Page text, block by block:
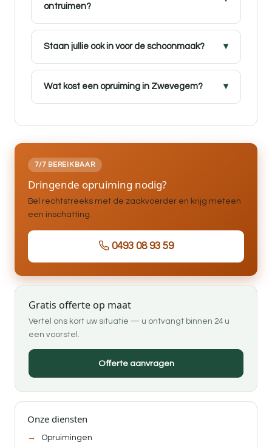
ontruimen?
Staan jullie ook in voor de schoonmaak?
Wat kost een opruiming in Zwevegem?
7/7 BEREIKBAAR
Dringende opruiming nodig?
Bel rechtstreeks met de zaakvoerder en krijg meteen
een inschatting.
0493 08 93 59
Gratis offerte op maat
Vertel ons kort uw situatie — u ontvangt binnen 24 u
een voorstel.
Offerte aanvragen
Onze diensten
Opruimingen